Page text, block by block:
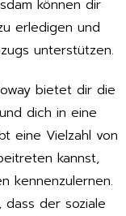
können dir
erledigen und
unterstützen.
bietet dir die
dich in eine
eine Vielzahl von
kannst,
kennenzulernen.
der soziale